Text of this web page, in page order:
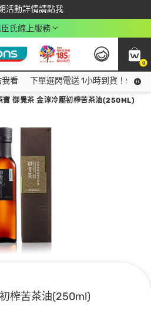
活動詳情請點我
app最高回饋$350
臣氏線上服務
0
看 下單選閃電送 1小時到貨！領神
寶 御覺茶 金淳冷壓初榨苦茶油(250ML)
榨苦茶油(250ml)